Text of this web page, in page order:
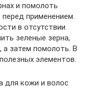
и помолоть
применением.
в отсутствии
зеленые зерна,
а затем помолоть. В
элементов.
для кожи и волос